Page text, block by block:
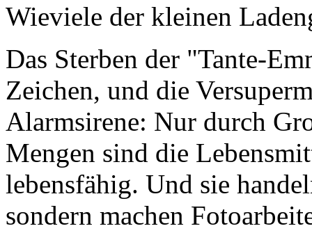
Wieviele der kleinen
Das Sterben der "Tante-
Zeichen, und die
Alarmsirene: Nur durch
Mengen sind die
lebensfähig. Und sie
sondern machen